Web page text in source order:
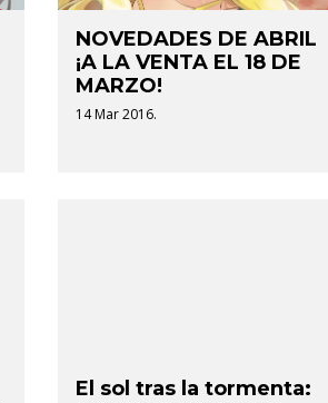
NOVEDADES DE ABRIL
¡A LA VENTA EL 18 DE
MARZO!
14 Mar 2016.
El sol tras la tormenta: